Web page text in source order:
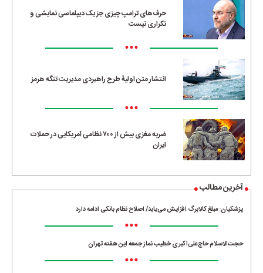
حرف‌های ترامپ چیزی جز یک دیپلماسی نمایشی و
تکراری نیست
•••
انتشار متن اولیۀ طرح راهبردی مدیریت تنگه هرمز
•••
ضربه مغزی بیش از ۷۰۰ نظامی آمریکایی در حملات
ایران
آخرین مطالب
پزشکیان: مبلغ کالابرگ افزایش می‌یابد/ اصلاح نظام بانکی ادامه دارد
•••
حجت‌الاسلام حاج‌علی‌اکبری خطیب نماز جمعه این هفته تهران
•••